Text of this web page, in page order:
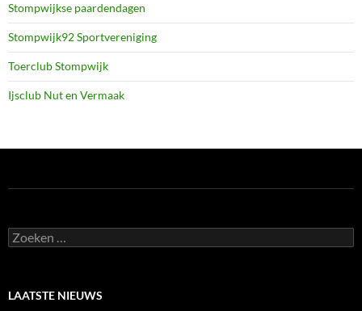
Stompwijkse paardendagen
Stompwijk92 Sportvereniging
Toerclub Stompwijk
Ijsclub Nut en Vermaak
Zoeken
naar:
LAATSTE NIEUWS